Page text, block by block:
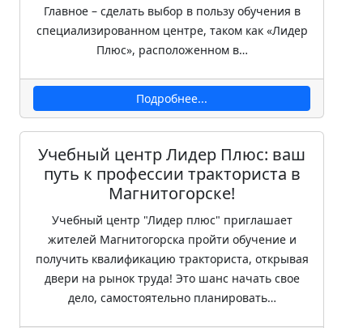
Главное – сделать выбор в пользу обучения в
специализированном центре, таком как «Лидер
Плюс», расположенном в…
Подробнее...
Учебный центр Лидер Плюс: ваш
путь к профессии тракториста в
Магнитогорске!
Учебный центр "Лидер плюс" приглашает
жителей Магнитогорска пройти обучение и
получить квалификацию тракториста, открывая
двери на рынок труда! Это шанс начать свое
дело, самостоятельно планировать…